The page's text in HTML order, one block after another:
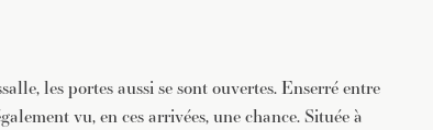
les portes aussi se sont ouvertes. Enserré entre
vu, en ces arrivées, une chance. Située à